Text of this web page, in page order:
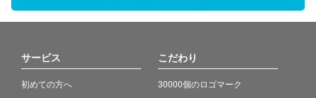
サービス
初めての方へ
こだわり
30000個のロゴマーク